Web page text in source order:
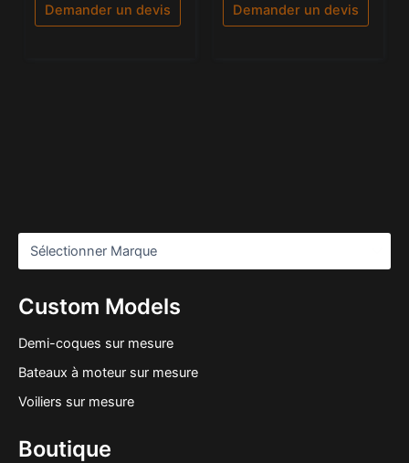
Custom Models
Demi-coques sur mesure
Bateaux à moteur sur mesure
Voiliers sur mesure
Boutique
Demander un devis Demander un devis